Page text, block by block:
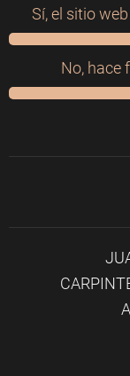
Sí, el sitio
No, hace